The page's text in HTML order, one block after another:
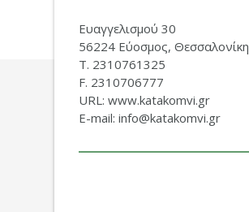
Ευαγγελισμού 30
56224 Εύοσμος, Θεσσαλονίκη
Τ. 2310761325
F. 2310706777
URL: www.katakomvi.gr
E-mail: info@katakomvi.gr